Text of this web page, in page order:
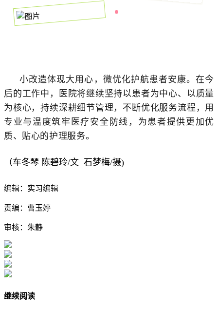
小改造体现大用心，微优化护航患者安康。在今
后的工作中，医院将继续坚持以患者为中心、以质量
为核心，持续深耕细节管理，不断优化服务流程，用
专业与温度筑牢医疗安全防线，为患者提供更加优
质、贴心的护理服务。
（车冬琴 陈碧玲/文 石梦梅/摄)
编辑：实习编辑
责编：曹玉婷
审核：朱静
继续阅读